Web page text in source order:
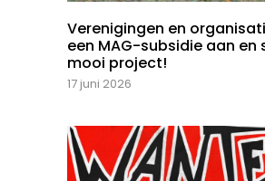
Verenigingen en
een MAG-subsidie aan en
mooi project!
17 juni 2026